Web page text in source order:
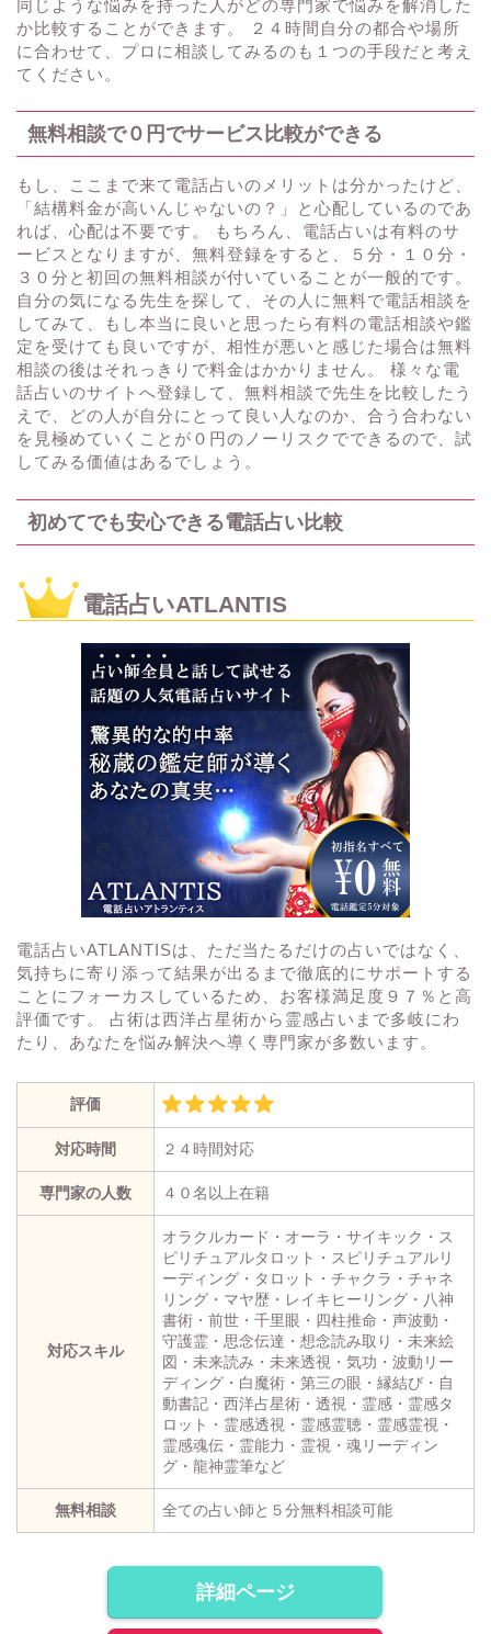
同じような悩みを持った人がどの専門家で悩みを解消した
か比較することができます。 ２４時間自分の都合や場所
に合わせて、プロに相談してみるのも１つの手段だと考え
てください。
無料相談で０円でサービス比較ができる
もし、ここまで来て電話占いのメリットは分かったけど、
「結構料金が高いんじゃないの？」と心配しているのであ
れば、心配は不要です。 もちろん、電話占いは有料のサ
ービスとなりますが、無料登録をすると、５分・１０分・
３０分と初回の無料相談が付いていることが一般的です。
自分の気になる先生を探して、その人に無料で電話相談を
してみて、もし本当に良いと思ったら有料の電話相談や鑑
定を受けても良いですが、相性が悪いと感じた場合は無料
相談の後はそれっきりで料金はかかりません。 様々な電
話占いのサイトへ登録して、無料相談で先生を比較したう
えで、どの人が自分にとって良い人なのか、合う合わない
を見極めていくことが０円のノーリスクでできるので、試
してみる価値はあるでしょう。
初めてでも安心できる電話占い比較
電話占いATLANTIS
電話占いATLANTISは、ただ当たるだけの占いではなく、
気持ちに寄り添って結果が出るまで徹底的にサポートする
ことにフォーカスしているため、お客様満足度９７％と高
評価です。 占術は西洋占星術から霊感占いまで多岐にわ
たり、あなたを悩み解決へ導く専門家が多数います。
評価
対応時間 ２４時間対応
専門家の人数 ４０名以上在籍
対応スキル
オラクルカード・オーラ・サイキック・ス
ピリチュアルタロット・スピリチュアルリ
ーディング・タロット・チャクラ・チャネ
リング・マヤ歴・レイキヒーリング・八神
書術・前世・千里眼・四柱推命・声波動・
守護霊・思念伝達・想念読み取り・未来絵
図・未来読み・未来透視・気功・波動リー
ディング・白魔術・第三の眼・縁結び・自
動書記・西洋占星術・透視・霊感・霊感タ
ロット・霊感透視・霊感霊聴・霊感霊視・
霊感魂伝・霊能力・霊視・魂リーディン
グ・龍神霊筆など
無料相談 全ての占い師と５分無料相談可能
詳細ページ